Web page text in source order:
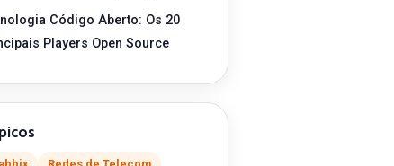
Código Aberto: Os 20
Players Open Source